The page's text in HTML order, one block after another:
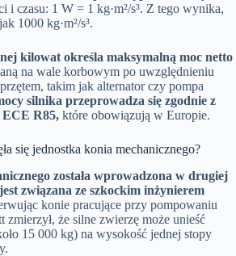
i czasu: 1 W = 1 kg·m²/s³. Z tego wynika,
1000 kg·m²/s³.
kilowat określa maksymalną moc netto
na wale korbowym po uwzględnieniu
takim jak alternator czy pompa
silnika przeprowadza się zgodnie z
R85, które obowiązują w Europie.
się jednostka konia mechanicznego?
została wprowadzona w drugiej
związana ze szkockim inżynierem
konie pracujące przy pompowaniu
że silne zwierzę może unieść
15 000 kg) na wysokość jednej stopy